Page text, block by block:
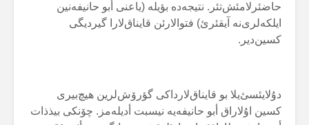
حاضئرلامئش‌تئر. نتیجەدە بؤیلە (یاعنی أبو حانیفەنین
ایلکەلری‌نە آیقئرئ) فتوالارئن قایناق‌لارا گیردیگی
کسین‌دیر.
دۇلایئسئ‌یلا بو قایناق‌لارداکی گؤرۆش‌لرین هیچ‌بیری
کسین اۇلاراق أبو حانیفەیە نیسبت أدیلەمز. چۆنکی بیذذات